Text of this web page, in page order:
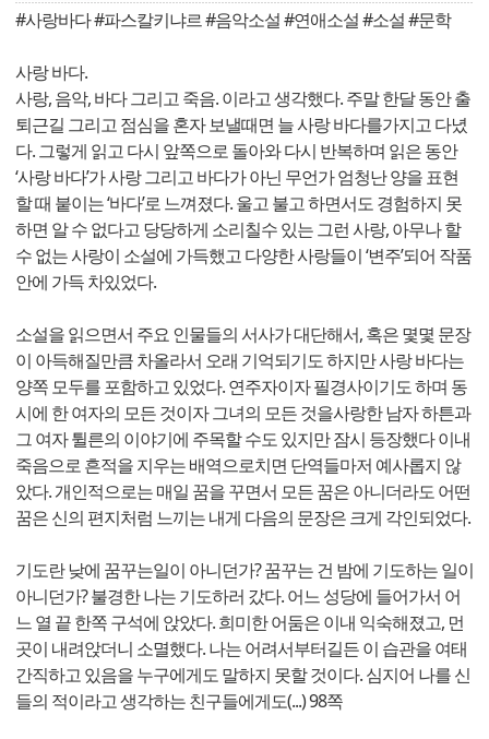
#사랑바다 #파스칼키냐르 #음악소설 #연애소설 #소설 #문학
사랑 바다.
사랑, 음악, 바다 그리고 죽음. 이라고 생각했다. 주말 한달 동안 출
퇴근길 그리고 점심을 혼자 보낼때면 늘 사랑 바다를가지고 다녔
다. 그렇게 읽고 다시 앞쪽으로 돌아와 다시 반복하며 읽은 동안
‘사랑 바다’가 사랑 그리고 바다가 아닌 무언가 엄청난 양을 표현
할 때 붙이는 ‘바다’로 느껴졌다. 울고 불고 하면서도 경험하지 못
하면 알 수 없다고 당당하게 소리칠수 있는 그런 사랑, 아무나 할
수 없는 사랑이 소설에 가득했고 다양한 사랑들이 ‘변주’되어 작품
안에 가득 차있었다.
소설을 읽으면서 주요 인물들의 서사가 대단해서, 혹은 몇몇 문장
이 아득해질만큼 차올라서 오래 기억되기도 하지만 사랑 바다는
양쪽 모두를 포함하고 있었다. 연주자이자 필경사이기도 하며 동
시에 한 여자의 모든 것이자 그녀의 모든 것을사랑한 남자 하튼과
그 여자 튈른의 이야기에 주목할 수도 있지만 잠시 등장했다 이내
죽음으로 흔적을 지우는 배역으로치면 단역들마저 예사롭지 않
았다. 개인적으로는 매일 꿈을 꾸면서 모든 꿈은 아니더라도 어떤
꿈은 신의 편지처럼 느끼는 내게 다음의 문장은 크게 각인되었다.
기도란 낮에 꿈꾸는일이 아니던가? 꿈꾸는 건 밤에 기도하는 일이
아니던가? 불경한 나는 기도하러 갔다. 어느 성당에 들어가서 어
느 열 끝 한쪽 구석에 앉았다. 희미한 어둠은 이내 익숙해졌고, 먼
곳이 내려앉더니 소멸했다. 나는 어려서부터길든 이 습관을 여태
간직하고 있음을 누구에게도 말하지 못할 것이다. 심지어 나를 신
들의 적이라고 생각하는 친구들에게도(...) 98쪽